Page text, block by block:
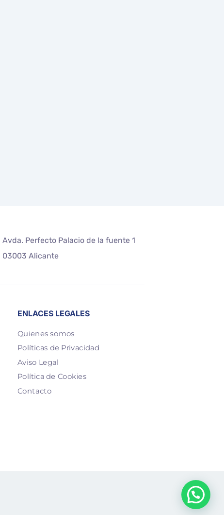
Avda. Perfecto Palacio de la fuente 1
03003 Alicante
ENLACES LEGALES
Quienes somos
Políticas de Privacidad
Aviso Legal
Política de Cookies
Contacto